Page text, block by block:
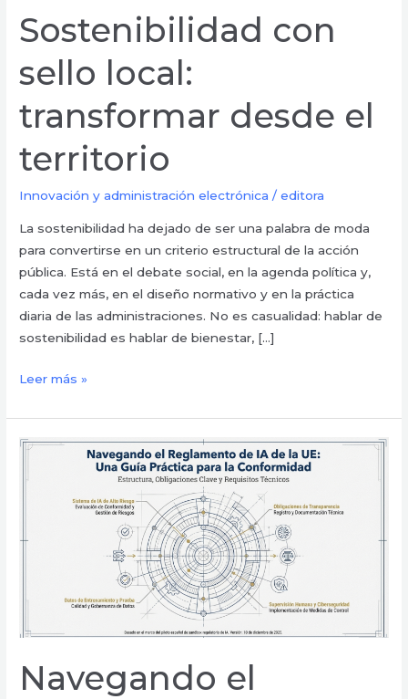
Sostenibilidad con
sello local:
transformar desde el
territorio
Innovación y administración electrónica /editora
La sostenibilidad ha dejado de ser una palabra de moda
para convertirse en un criterio estructural de la acción
pública. Está en el debate social, en la agenda política y,
cada vez más, en el diseño normativo y en la práctica
diaria de las administraciones. No es casualidad: hablar de
sostenibilidad es hablar de bienestar, […]
Leer más »
Navegando el
Navegando
de
herramientas